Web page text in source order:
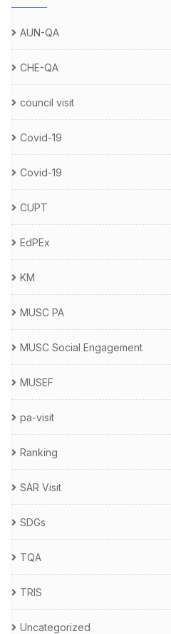
AUN-QA
CHE-QA
council visit
Covid-19
Covid-19
CUPT
EdPEx
KM
MUSC PA
MUSC Social Engagement
MUSEF
pa-visit
Ranking
SAR Visit
SDGs
TQA
TRIS
Uncategorized